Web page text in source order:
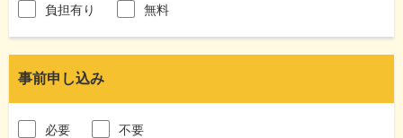
負担有り 無料
事前申し込み
必要 不要